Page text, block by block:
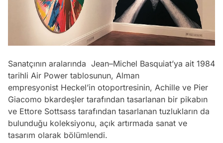
Sanatçının aralarında Jean–Michel Basquiat’ya ait 1984
tarihli Air Power tablosunun, Alman
empresyonist Heckel’in otoportresinin, Achille ve Pier
Giacomo bkardeşler tarafından tasarlanan bir pikabın
ve Ettore Sottsass tarafından tasarlanan tuzlukların da
bulunduğu koleksiyonu, açık artırmada sanat ve
tasarım olarak bölümlendi.